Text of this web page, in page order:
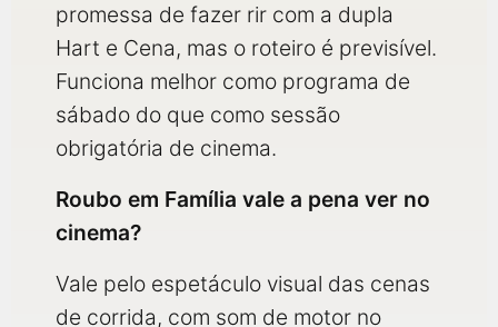
promessa de fazer rir com a dupla
Hart e Cena, mas o roteiro é previsível.
Funciona melhor como programa de
sábado do que como sessão
obrigatória de cinema.
Roubo em Família vale a pena ver no
cinema?
Vale pelo espetáculo visual das cenas
de corrida, com som de motor no